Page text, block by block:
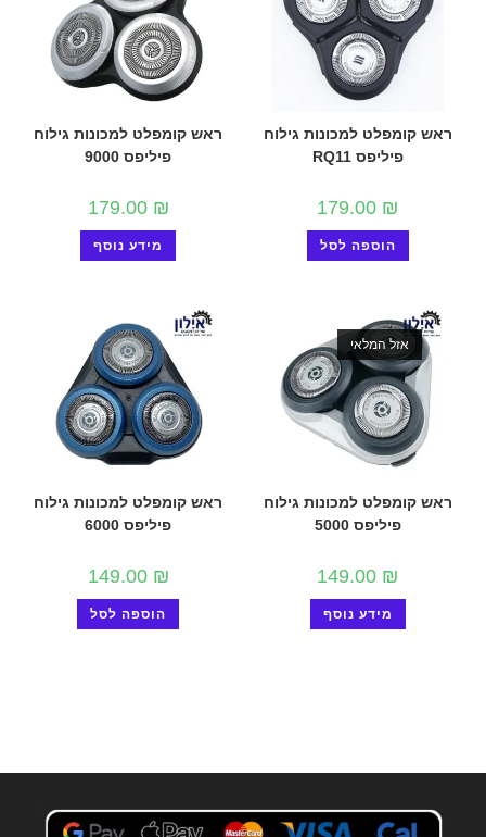
ראש קומפלט למכונות גילוח
פיליפס RQ11
179.00 ₪
הוספה לסל
ראש קומפלט למכונות גילוח
פיליפס 9000
179.00 ₪
מידע נוסף
אזל המלאי
ראש קומפלט למכונות גילוח
פיליפס 5000
149.00 ₪
מידע נוסף
ראש קומפלט למכונות גילוח
פיליפס 6000
149.00 ₪
הוספה לסל